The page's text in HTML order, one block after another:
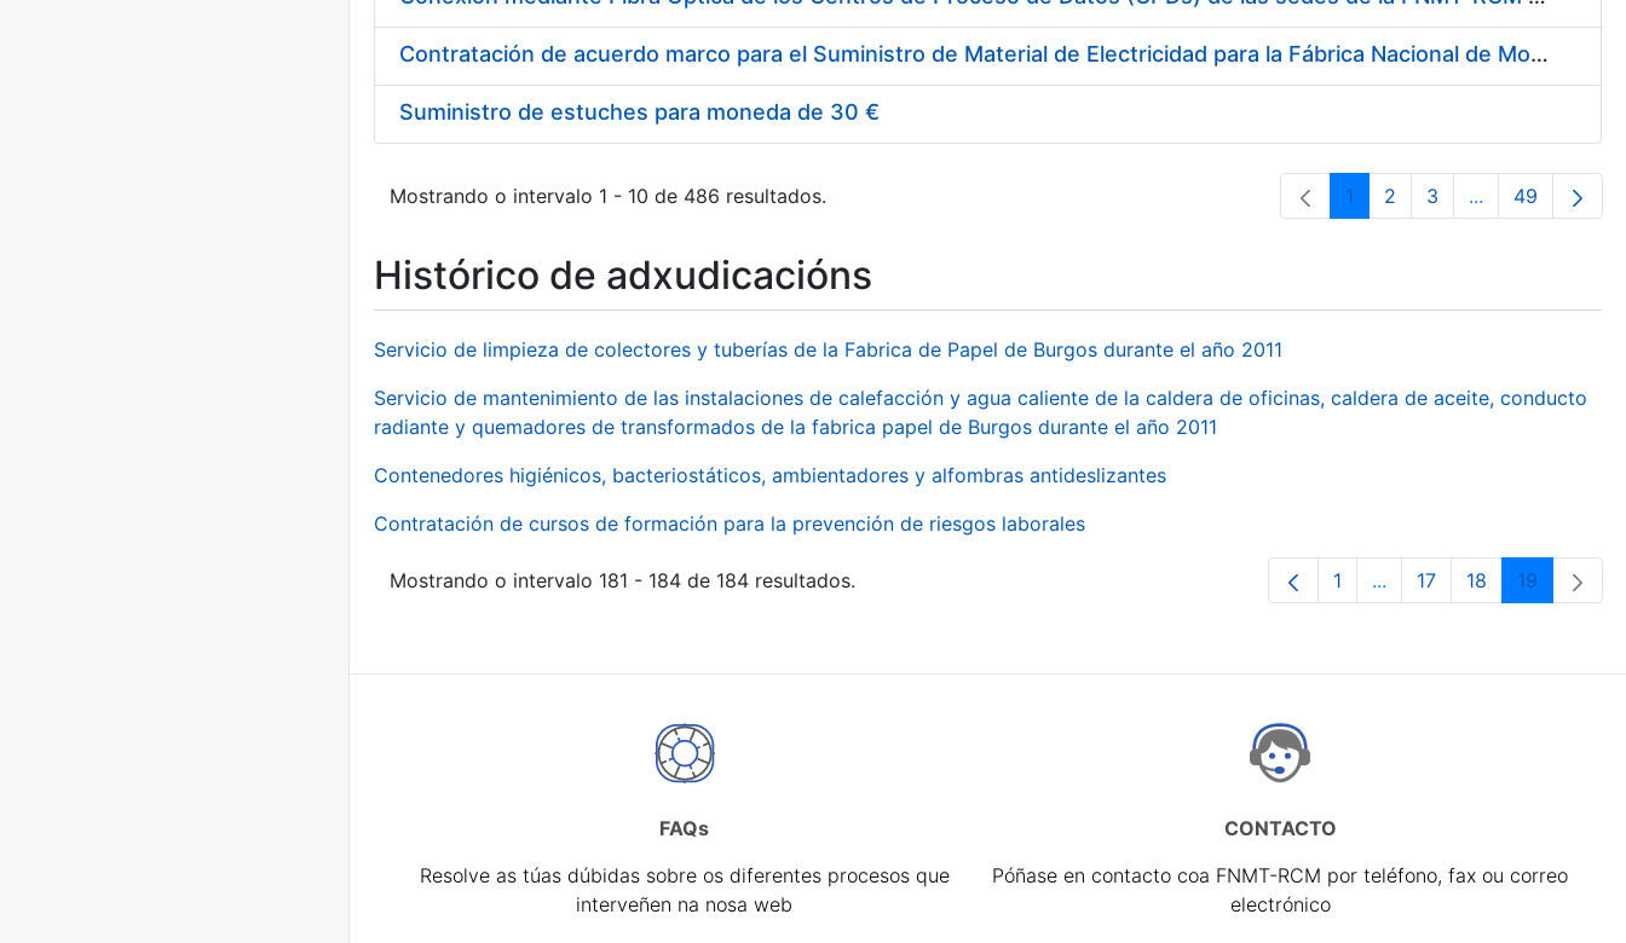
Contratación de acuerdo marco para el Suministro de Material de Electricidad para la Fábrica Nacional de Moneda y Timbre-Real Casa de la Moneda en su centro de trabajo de Burgos
Suministro de estuches para moneda de 30 €
Mostrando o intervalo 1 - 10 de 486 resultados. Páxina
1 Páxina
2 Páxina
3 ...PáxinasPáxina
49
Histórico de adxudicacións
Servicio de limpieza de colectores y tuberías de la Fabrica de Papel de Burgos durante el año 2011
Servicio de mantenimiento de las instalaciones de calefacción y agua caliente de la caldera de oficinas, caldera de aceite, conducto
radiante y quemadores de transformados de la fabrica papel de Burgos durante el año 2011
Contenedores higiénicos, bacteriostáticos, ambientadores y alfombras antideslizantes
Contratación de cursos de formación para la prevención de riesgos laborales
Mostrando o intervalo 181 - 184 de 184 resultados. Páxina
1 ...Páxinas intermedias Use
Páxina
17 Páxina
18 Páxina
19
FAQs
Resolve as túas dúbidas sobre os diferentes procesos que
interveñen na nosa web
CONTACTO
Póñase en contacto coa FNMT-RCM por teléfono, fax ou correo
electrónico